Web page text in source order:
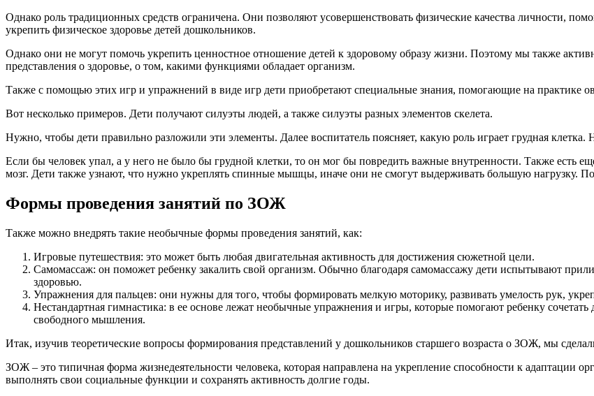
Однако роль традиционных средств ограничена. Они позволяют усовершенствовать физические качества личности,
укрепить физическое здоровье детей дошкольников.
Однако они не могут помочь укрепить ценностное отношение детей к здоровому образу жизни. Поэтому мы также
представления о здоровье, о том, какими функциями обладает организм.
Также с помощью этих игр и упражнений в виде игр дети приобретают специальные знания, помогающие на практике
Вот несколько примеров. Дети получают силуэты людей, а также силуэты разных элементов скелета.
Нужно, чтобы дети правильно разложили эти элементы. Далее воспитатель поясняет, какую роль играет грудная клетка.
Если бы человек упал, а у него не было бы грудной клетки, то он мог бы повредить важные внутренности. Также есть
мозг. Дети также узнают, что нужно укреплять спинные мышцы, иначе они не смогут выдерживать большую нагрузку.
Формы проведения занятий по ЗОЖ
Также можно внедрять такие необычные формы проведения занятий, как:
Игровые путешествия: это может быть любая двигательная активность для достижения сюжетной цели.
Самомассаж: он поможет ребенку закалить свой организм. Обычно благодаря самомассажу дети испытывают
здоровью.
Упражнения для пальцев: они нужны для того, чтобы формировать мелкую моторику, развивать умелость рук,
Нестандартная гимнастика: в ее основе лежат необычные упражнения и игры, которые помогают ребенку
свободного мышления.
Итак, изучив теоретические вопросы формирования представлений у дошкольников старшего возраста о ЗОЖ, мы
ЗОЖ – это типичная форма жизнедеятельности человека, которая направлена на укрепление способности к адаптации
выполнять свои социальные функции и сохранять активность долгие годы.